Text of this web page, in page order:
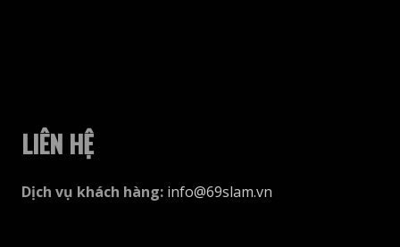
LIÊN HỆ
Dịch vụ khách hàng: info@69slam.vn